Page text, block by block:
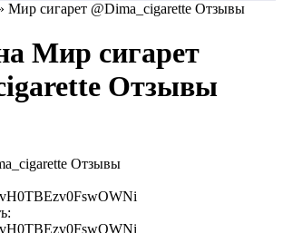
Мир сигарет @Dima_cigarette Отзывы
Мир сигарет
Отзывы
Отзывы